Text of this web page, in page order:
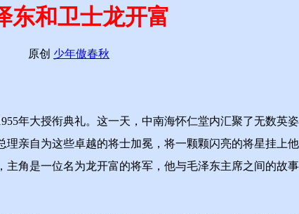
东和卫士龙开富
原创 少年傲春秋
大授衔典礼。这一天，中南海怀仁堂内汇聚了无数英
亲自为这些卓越的将士加冕，将一颗颗闪亮的将星挂上
角是一位名为龙开富的将军，他与毛泽东主席之间的故